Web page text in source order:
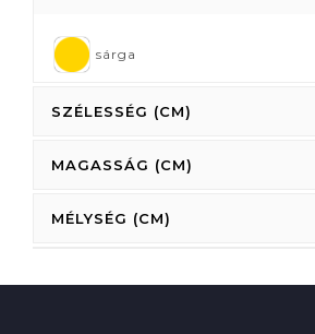
sárga
SZÉLESSÉG (CM)
MAGASSÁG (CM)
MÉLYSÉG (CM)